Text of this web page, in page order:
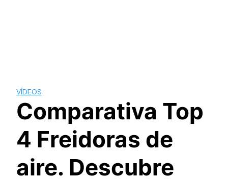
VÍDEOS
Comparativa Top
4 Freidoras de
aire. Descubre